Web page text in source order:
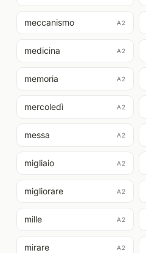
meccanismo A2
medicina A2
memoria A2
mercoledì A2
messa A2
migliaio A2
migliorare A2
mille A2
mirare A2